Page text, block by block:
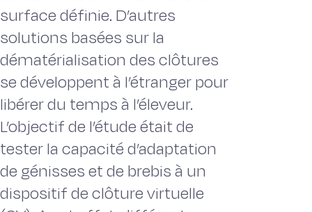
surface définie. D’autres
solutions basées sur la
dématérialisation des clôtures
se développent à l’étranger pour
libérer du temps à l’éleveur.
L’objectif de l’étude était de
tester la capacité d’adaptation
de génisses et de brebis à un
dispositif de clôture virtuelle